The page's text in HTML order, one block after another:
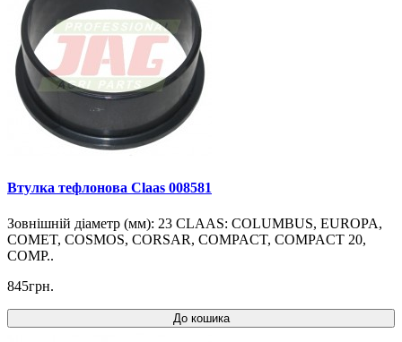
Втулка тефлонова Claas 008581
Зовнішній діаметр (мм): 23 CLAAS: COLUMBUS, EUROPA,
COMET, COSMOS, CORSAR, COMPACT, COMPACT 20,
COMP..
845грн.
До кошика